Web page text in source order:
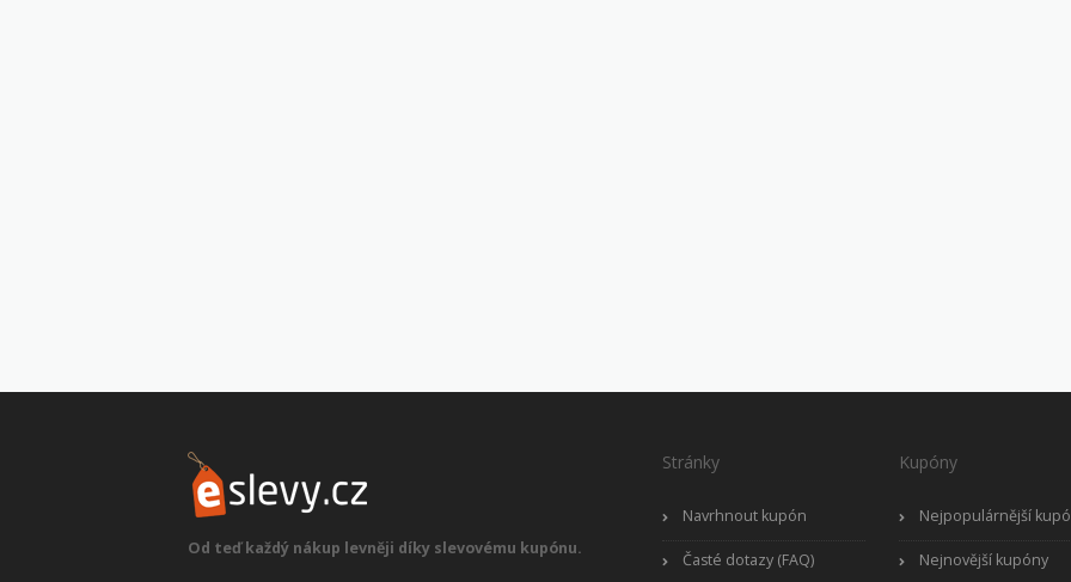
Od teď každý nákup levněji díky slevovému kupónu.
Stránky
Navrhnout kupón
Časté dotazy (FAQ)
Kupóny
Nejpopulárnější
Nejnovější kupóny